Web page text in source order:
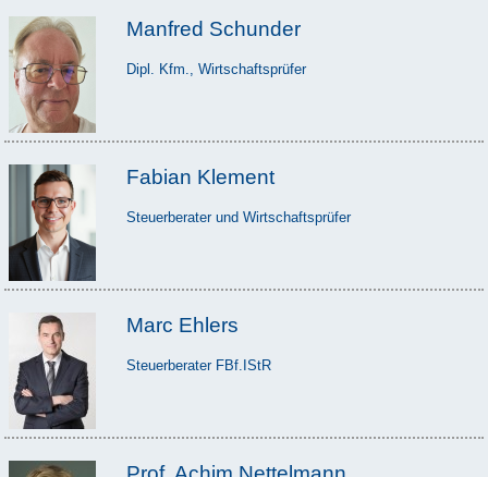
Manfred Schunder
Dipl. Kfm., Wirtschaftsprüfer
Fabian Klement
Steuerberater und Wirtschaftsprüfer
Marc Ehlers
Steuerberater FBf.IStR